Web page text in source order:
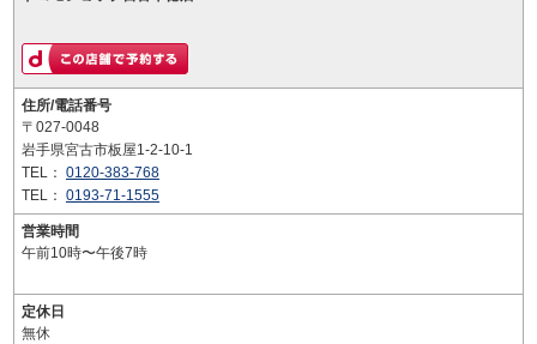
住所/電話番号
〒027-0048
岩手県宮古市板屋1-2-10-1
TEL： 0120-383-768
TEL： 0193-71-1555
営業時間
午前10時〜午後7時
定休日
無休